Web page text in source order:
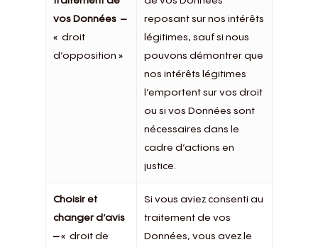
vos Données –
« droit
d’opposition »
reposant sur nos intérêts
légitimes, sauf si nous
pouvons démontrer que
nos intérêts légitimes
l’emportent sur vos droit
ou si vos Données sont
nécessaires dans le
cadre d’actions en
justice.
Choisir et
changer d’avis
–« droit de
Si vous aviez consenti au
traitement de vos
Données, vous avez le